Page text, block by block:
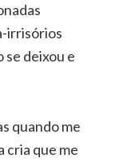
irrisórios
se deixou e
quando me
cria que me